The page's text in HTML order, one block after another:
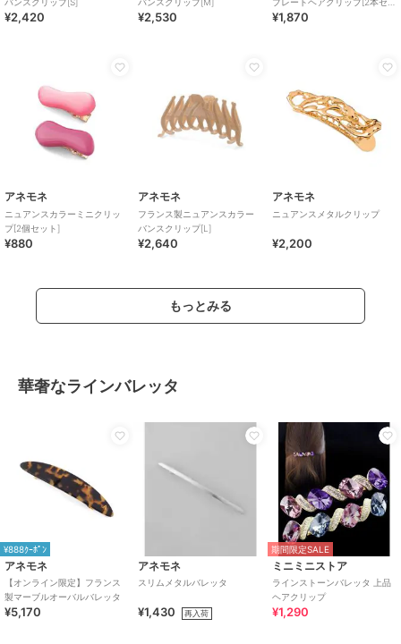
¥2,420 ¥2,530
ト]
¥1,870
アネモネ
ニュアンスカラーミニクリッ
プ[2個セット]
¥880
アネモネ
フランス製ニュアンスカラー
バンスクリップ[L]
¥2,640
アネモネ
ニュアンスメタルクリップ
¥2,200
もっとみる
華奢なラインバレッタ
¥888ｸｰﾎﾟﾝ
アネモネ
【オンライン限定】フランス
製マーブルオーバルバレッタ
¥5,170
アネモネ
スリムメタルバレッタ
¥1,430 再入荷
期間限定SALE
ミニミニストア
ラインストーンバレッタ 上品
ヘアクリップ
¥1,290